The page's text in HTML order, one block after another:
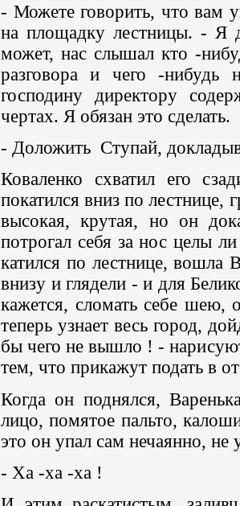
- Можете говорить, что вам
на площадку лестницы. - Я
может, нас слышал кто -
разговора и чего -
господину директору
чертах. Я обязан это сделать.
- Доложить Ступай,
Коваленко схватил его
покатился вниз по
высокая, крутая, но он
потрогал себя за нос целы
катился по лестнице, вошла
внизу и глядели - и для
кажется, сломать себе шею,
теперь узнает весь город,
бы чего не вышло ! -
тем, что прикажут подать в
Когда он поднялся,
лицо, помятое пальто,
это он упал сам нечаянно, не
- Ха -ха -ха !